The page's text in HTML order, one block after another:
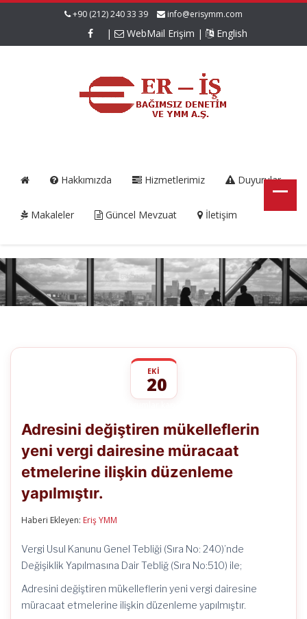
+90 (212) 240 33 39 info@erisymm.com
| WebMail Erişim | English
Hakkımızda Hizmetlerimiz Duyurular
Makaleler Güncel Mevzuat İletişim
EKI
20
mükelleflerin
yeni
vergi
müracaat
Adresini değiştiren mükelleflerin
yeni vergi dairesine müracaat
etmelerine ilişkin düzenleme
yapılmıştır.
Haberi Ekleyen: Eriş YMM
Vergi Usul Kanunu Genel Tebliği (Sıra No: 240)’nde
Değişiklik Yapılmasına Dair Tebliğ (Sıra No:510) ile;
Adresini değiştiren mükelleflerin yeni vergi dairesine
müracaat etmelerine ilişkin düzenleme yapılmıştır.